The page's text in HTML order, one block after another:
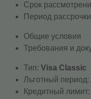
Срок
Период
Общие условия
Требования и
Тип: Visa Classic
Льготный период:
Кредитный лимит: